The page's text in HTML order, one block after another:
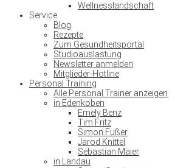
Wellnesslandschaft
Service
Blog
Rezepte
Zum Gesundheitsportal
Studioauslastung
Newsletter anmelden
Mitglieder-Hotline
Personal Training
Alle Personal Trainer anzeigen
in Edenkoben
Emely Benz
Tim Fritz
Simon Fußer
Jarod Knittel
Sebastian Maier
in Landau